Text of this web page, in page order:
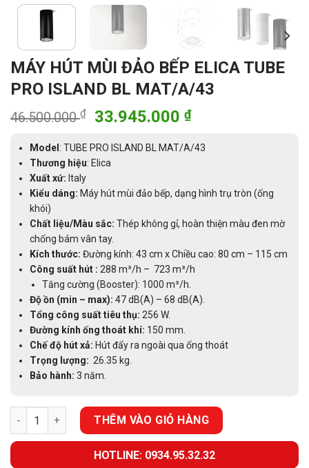
MÁY HÚT MÙI ĐẢO BẾP ELICA TUBE
PRO ISLAND BL MAT/A/43
46.500.000₫
Giá
là:
46.500.000 ₫.
33.945.000 ₫Giá
tại
Model : TUBE PRO ISLAND BL MAT/A/43
Thương hiệu: Elica
Xuất xứ: Italy
Kiểu dáng: Máy hút mùi đảo bếp, dạng hình trụ tròn (ống
khói)
Chất liệu/Màu sắc: Thép không gỉ, hoàn thiện màu đen mờ
chống bám vân tay.
Kích thước:Đường kính: 43 cm x Chiều cao: 80 cm – 115 cm
Công suất hút : 288 m³/h – 723 m³/h
Tăng cường (Booster): 1000 m³/h.
Độ ồn (min – max): 47 dB(A) – 68 dB(A).
Tổng công suất tiêu thụ: 256 W.
Đường kính ống thoát khí: 150 mm.
Chế độ hút xả: Hút đẩy ra ngoài qua ống thoát
Trọng lượng: 26.35 kg.
Bảo hành: 3 năm.
MÁY HÚT MÙI ĐẢO BẾP ELICA TUBE PRO ISLAND BL MAT/A/
THÊM VÀO GIỎ HÀNG
HOTLINE: 0934.95.32.32